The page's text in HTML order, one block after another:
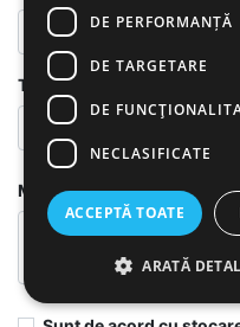
Titlu *
Mesajul dvs. *
DE PERFORMANȚĂ
DE TARGETARE
DE
NECLASIFICATE
ACCEPTĂ TOATE
ARATĂ